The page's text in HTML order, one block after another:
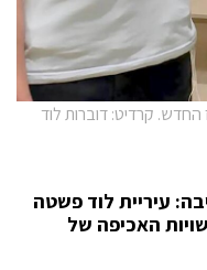
קרדיט: דוברות לוד
עיריית לוד פשטה
האכיפה של